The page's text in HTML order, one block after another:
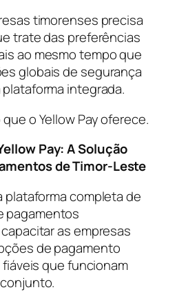
timorenses precisa
trate das preferências
ao mesmo tempo que
globais de segurança
integrada.
o Yellow Pay oferece.
Pay: A Solução
de Timor-Leste
plataforma completa de
pagamentos
as empresas
de pagamento
que funcionam